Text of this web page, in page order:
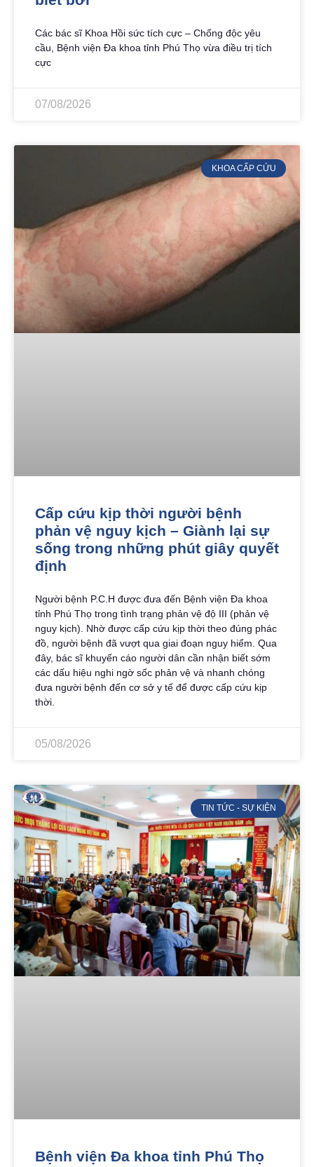
Các bác sĩ Khoa Hồi sức tích cực – Chống độc yêu
cầu, Bệnh viện Đa khoa tỉnh Phú Thọ vừa điều trị tích
cực
07/08/2026
KHOA CẤP CỨU
Cấp cứu kịp thời người bệnh
phản vệ nguy kịch – Giành lại sự
sống trong những phút giây quyết
định
Người bệnh P.C.H được đưa đến Bệnh viện Đa khoa
tỉnh Phú Thọ trong tình trạng phản vệ độ III (phản vệ
nguy kịch). Nhờ được cấp cứu kịp thời theo đúng phác
đồ, người bệnh đã vượt qua giai đoạn nguy hiểm. Qua
đây, bác sĩ khuyến cáo người dân cần nhận biết sớm
các dấu hiệu nghi ngờ sốc phản vệ và nhanh chóng
đưa người bệnh đến cơ sở y tế để được cấp cứu kịp
thời.
05/08/2026
TIN TỨC - SỰ KIỆN
Bệnh viện Đa khoa tỉnh Phú Thọ